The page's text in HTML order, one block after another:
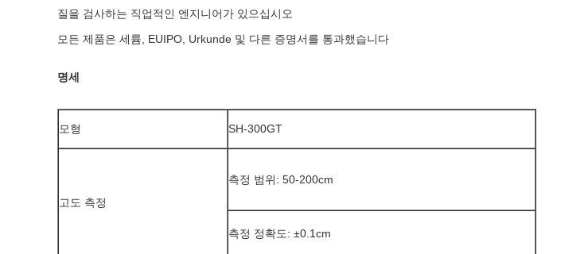
질을 검사하는 직업적인 엔지니어가 있으십시오
모든 제품은 세륨, EUIPO, Urkunde 및 다른 증명서를 통과했습니다
명세
모형 SH-300GT
고도 측정
측정 범위: 50-200cm
측정 정확도: ±0.1cm